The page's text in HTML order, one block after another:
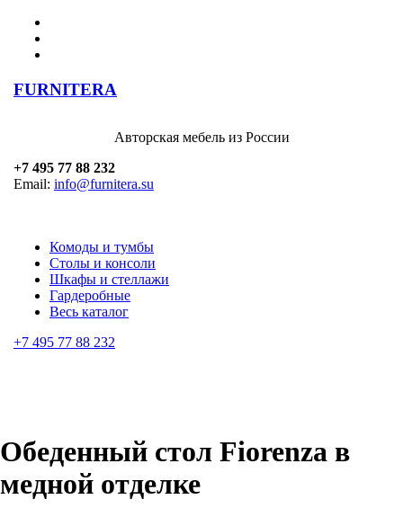
FURNITERA
Авторская мебель из России
+7 495 77 88 232
Email: info@furnitera.su
Комоды и тумбы
Столы и консоли
Шкафы и стеллажи
Гардеробные
Весь каталог
+7 495 77 88 232
Обеденный стол Fiorenza в
медной отделке